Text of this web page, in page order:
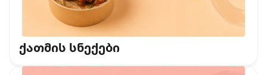
ქათმის სნექები